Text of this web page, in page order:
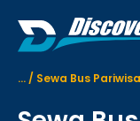
... / Sewa Bus